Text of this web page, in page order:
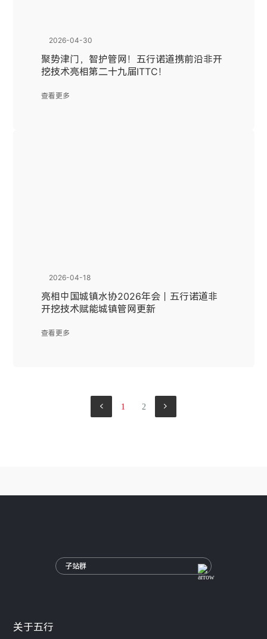
2026-04-30
聚势津门，智护管网！五行诺道携前沿非开
挖技术亮相第二十九届ITTC！
查看更多
2026-04-18
亮相中国城镇水协2026年会｜五行诺道非
开挖技术赋能城镇管网更新
查看更多
1 2
子站群
关于五行